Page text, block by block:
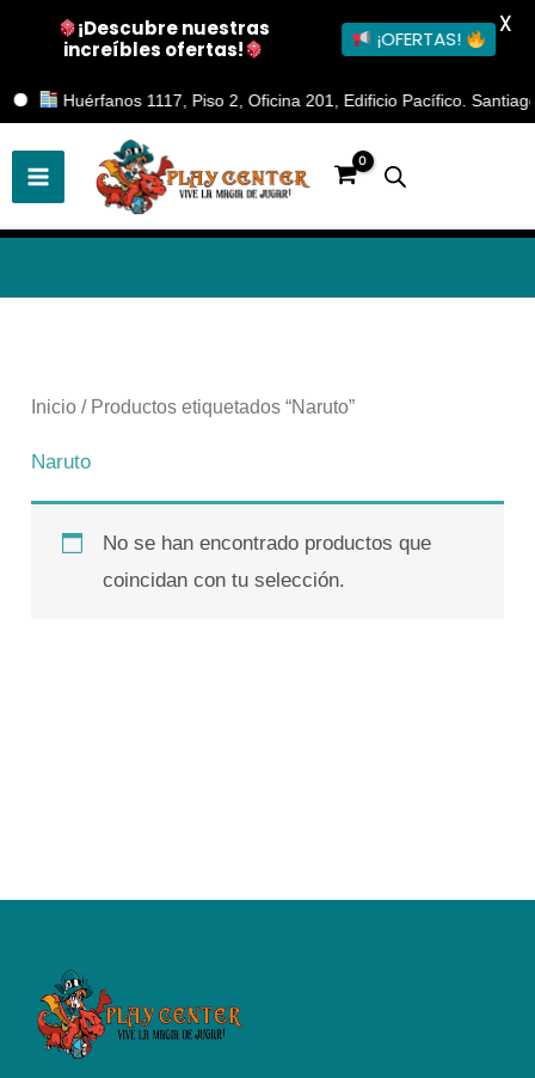
Huérfanos 1117, Piso 2, Oficina 201, Edificio Pacífico. Santiago
al
contenido
Inicio / Productos etiquetados “Naruto”
Naruto
No se han encontrado productos que
coincidan con tu selección.
¡Descubre nuestras
increíbles ofertas!
¡OFERTAS!
X